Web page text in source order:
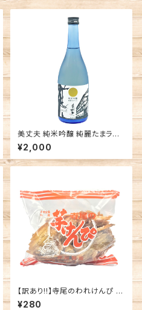
美丈夫 純米吟醸 純麗たまラベ
ル 高知 濱川商店 日本酒 辛口
¥2,000
【訳あり!!】寺尾のわれけんぴ 高
知 定番 お土産 芋けんぴ
¥280